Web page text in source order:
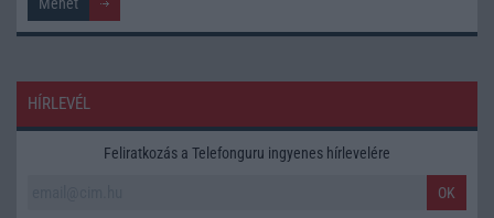
HÍRLEVÉL
Feliratkozás a Telefonguru ingyenes hírlevelére
OK